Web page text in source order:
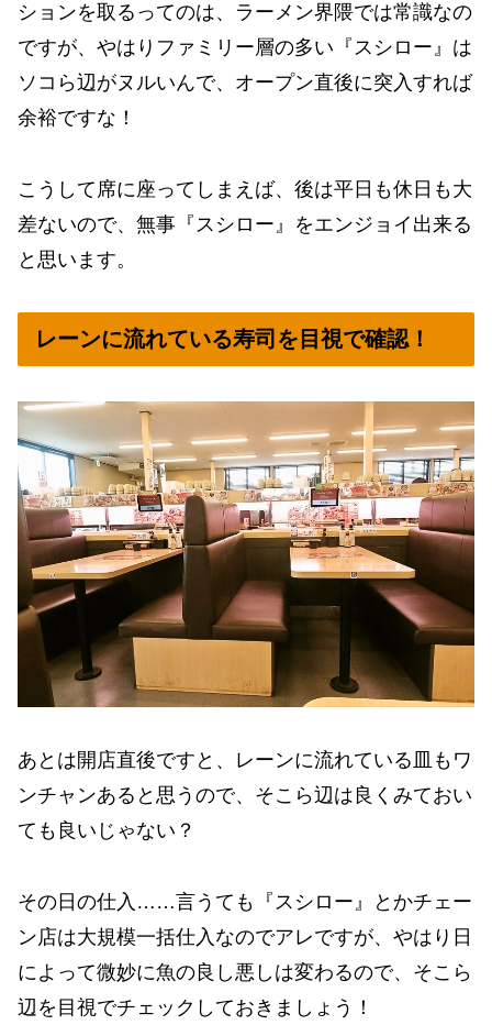
ションを取るってのは、ラーメン界隈では常識なの
ですが、やはりファミリー層の多い『スシロー』は
ソコら辺がヌルいんで、オープン直後に突入すれば
余裕ですな！
こうして席に座ってしまえば、後は平日も休日も大
差ないので、無事『スシロー』をエンジョイ出来る
と思います。
レーンに流れている寿司を目視で確認！
あとは開店直後ですと、レーンに流れている皿もワ
ンチャンあると思うので、そこら辺は良くみておい
ても良いじゃない？
その日の仕入……言うても『スシロー』とかチェー
ン店は大規模一括仕入なのでアレですが、やはり日
によって微妙に魚の良し悪しは変わるので、そこら
辺を目視でチェックしておきましょう！